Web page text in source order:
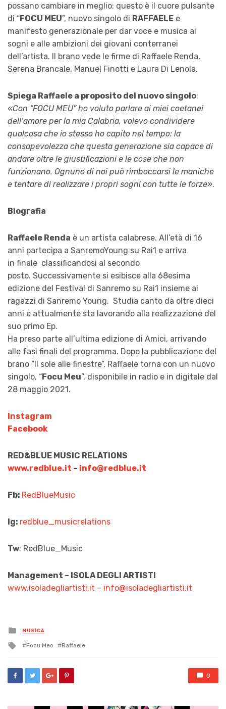
possano cambiare in meglio: questo è il cuore pulsante
di “FOCU MEU”, nuovo singolo di RAFFAELE e
manifesto generazionale per dar voce e musica ai
sogni e alle ambizioni dei giovani conterranei
dell’artista. Il brano vede le firme di Raffaele Renda,
Serena Brancale, Manuel Finotti e Laura Di Lenola.
Spiega Raffaele a proposito del nuovo singolo:
«Con “FOCU MEU” ho voluto parlare ai miei coetanei
dell’amore per la mia Calabria, volevo condividere
qualcosa che io stesso ho capito nel tempo: la
consapevolezza che questa generazione sia capace di
andare oltre le giustificazioni e le cose che non
funzionano. Ognuno di noi può rimboccarsi le maniche
e tentare di realizzare i propri sogni con tutte le forze».
Biografia
Raffaele Renda è un artista calabrese. All’età di 16
anni partecipa a SanremoYoung su Rai1 e arriva
in finale classificandosi al secondo
posto. Successivamente si esibisce alla 68esima
edizione del Festival di Sanremo su Rai1 insieme ai
ragazzi di Sanremo Young. Studia canto da oltre dieci
anni e attualmente sta lavorando alla realizzazione del
suo primo Ep.
Ha preso parte all’ultima edizione di Amici, arrivando
alle fasi finali del programma. Dopo la pubblicazione del
brano “Il sole alle finestre”, Raffaele torna con un nuovo
singolo, “Focu Meu”, disponibile in radio e in digitale dal
28 maggio 2021.
Instagram
Facebook
RED&BLUE MUSIC RELATIONS
www.redblue.it – info@redblue.it
Fb: RedBlueMusic
Ig: redblue_musicrelations
Tw: RedBlue_Music
Management – ISOLA DEGLI ARTISTI
www.isoladegliartisti.it – info@isoladegliartisti.it
Posted
in
MUSICA
Tagged
Focu Meo Raffaele
0